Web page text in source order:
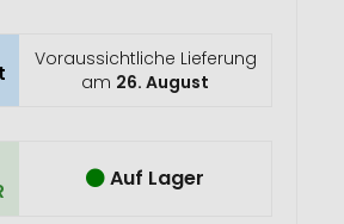
Voraussichtliche Lieferung
am 26. August
Auf Lager